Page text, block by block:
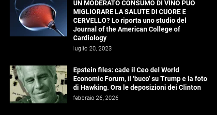
UN MODERATO CONSUMO DI VINO PUÒ
MIGLIORARE LA SALUTE DI CUORE E
CERVELLO? Lo riporta uno studio del
Journal of the American College of
Cardiology
luglio 20, 2023
Epstein files: cade il Ceo del World
Economic Forum, il ‘buco’ su Trump e la foto
di Hawking. Ora le deposizioni dei Clinton
febbraio 26, 2026